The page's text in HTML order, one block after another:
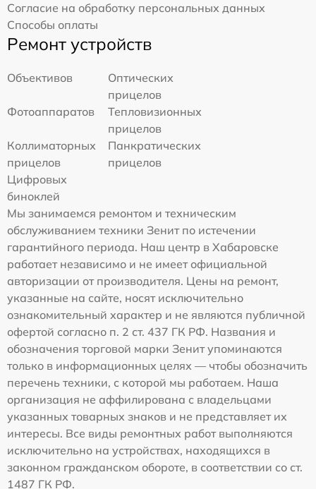
Согласие на обработку персональных данных
Способы оплаты
Ремонт устройств
Объективов
Оптических
прицелов
Фотоаппаратов
Тепловизионных
прицелов
Коллиматорных
прицелов
Панкратических
прицелов
Цифровых
биноклей
Мы занимаемся ремонтом и техническим
обслуживанием техники Зенит по истечении
гарантийного периода. Наш центр в Хабаровске
работает независимо и не имеет официальной
авторизации от производителя. Цены на ремонт,
указанные на сайте, носят исключительно
ознакомительный характер и не являются публичной
офертой согласно п. 2 ст. 437 ГК РФ. Названия и
обозначения торговой марки Зенит упоминаются
только в информационных целях — чтобы обозначить
перечень техники, с которой мы работаем. Наша
организация не аффилирована с владельцами
указанных товарных знаков и не представляет их
интересы. Все виды ремонтных работ выполняются
исключительно на устройствах, находящихся в
законном гражданском обороте, в соответствии со ст.
1487 ГК РФ.